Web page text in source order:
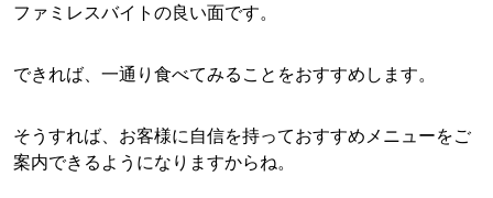
ファミレスバイトの良い面です。
できれば、一通り食べてみることをおすすめします。
そうすれば、お客様に自信を持っておすすめメニューをご
案内できるようになりますからね。